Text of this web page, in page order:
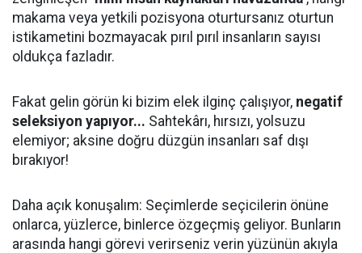
makama veya yetkili pozisyona oturtursanız oturtun
istikametini bozmayacak pırıl pırıl insanların sayısı
oldukça fazladır.
Fakat gelin görün ki bizim elek ilginç çalışıyor, negatif
seleksiyon yapıyor... Sahtekârı, hırsızı, yolsuzu
elemiyor; aksine doğru düzgün insanları saf dışı
bırakıyor!
Daha açık konuşalım: Seçimlerde seçicilerin önüne
onlarca, yüzlerce, binlerce özgeçmiş geliyor. Bunların
arasında hangi görevi verirseniz verin yüzünün akıyla